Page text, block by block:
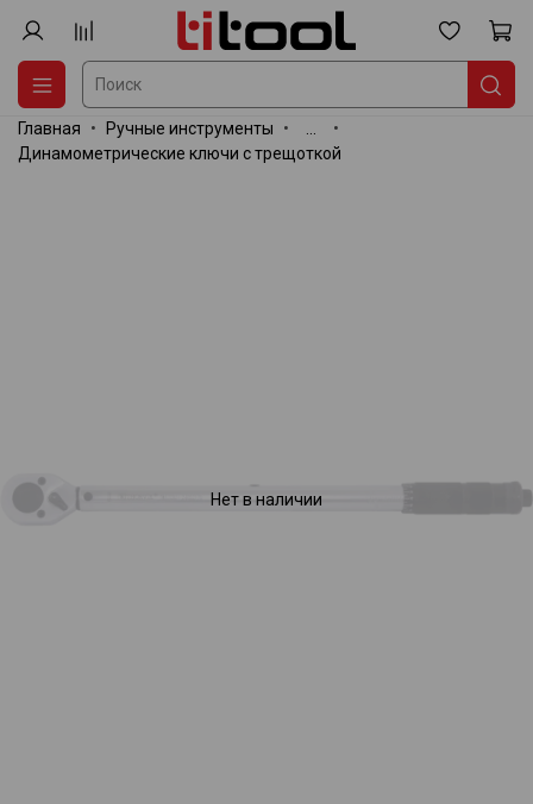
Главная Ручные инструменты
Динамометрические ключи с трещоткой
Нет в наличии